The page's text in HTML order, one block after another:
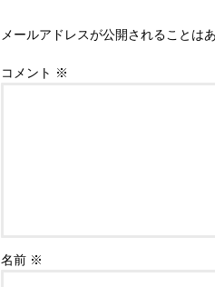
メールアドレスが公開されることは
コメント ※
名前 ※